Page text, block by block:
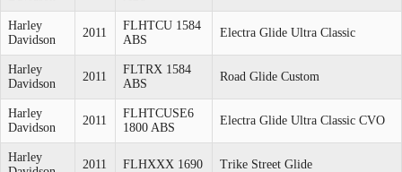
Harley
Davidson
2011
FLHTCU 1584
ABS
Electra Glide Ultra Classic
Harley
Davidson
2011
FLTRX 1584
ABS
Road Glide Custom
Harley
Davidson
2011
FLHTCUSE6
1800 ABS
Electra Glide Ultra Classic CVO
Harley
2011 FLHXXX 1690 Trike Street Glide